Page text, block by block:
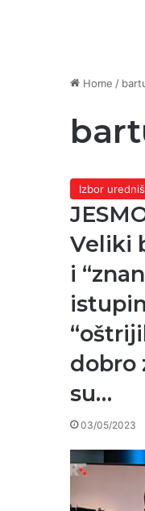
Home /
Izbor
Veliki
i
dobro
su…
03/05/2023